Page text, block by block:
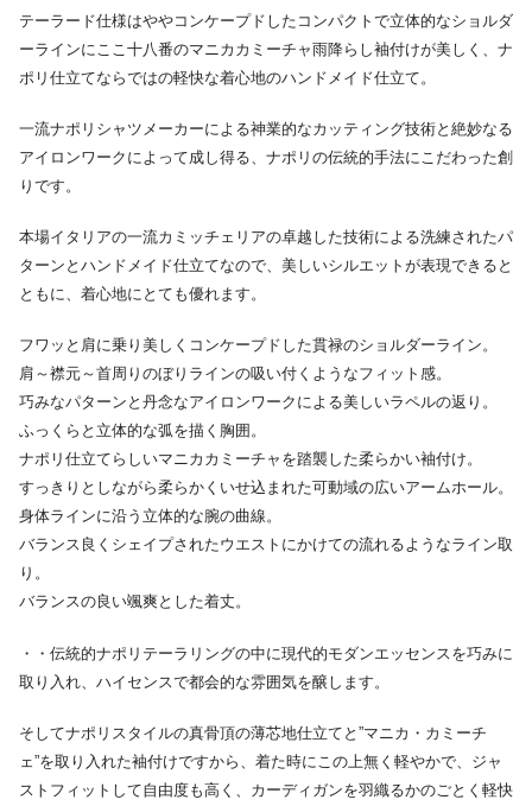
テーラード仕様はややコンケープドしたコンパクトで立体的なショルダ
ーラインにここ十八番のマニカカミーチャ雨降らし袖付けが美しく、ナ
ポリ仕立てならではの軽快な着心地のハンドメイド仕立て。
一流ナポリシャツメーカーによる神業的なカッティング技術と絶妙なる
アイロンワークによって成し得る、ナポリの伝統的手法にこだわった創
りです。
本場イタリアの一流カミッチェリアの卓越した技術による洗練されたパ
ターンとハンドメイド仕立てなので、美しいシルエットが表現できると
ともに、着心地にとても優れます。
フワッと肩に乗り美しくコンケープドした貫禄のショルダーライン。
肩～襟元～首周りのぼりラインの吸い付くようなフィット感。
巧みなパターンと丹念なアイロンワークによる美しいラペルの返り。
ふっくらと立体的な弧を描く胸囲。
ナポリ仕立てらしいマニカカミーチャを踏襲した柔らかい袖付け。
すっきりとしながら柔らかくいせ込まれた可動域の広いアームホール。
身体ラインに沿う立体的な腕の曲線。
バランス良くシェイプされたウエストにかけての流れるようなライン取
り。
バランスの良い颯爽とした着丈。
・・伝統的ナポリテーラリングの中に現代的モダンエッセンスを巧みに
取り入れ、ハイセンスで都会的な雰囲気を醸します。
そしてナポリスタイルの真骨頂の薄芯地仕立てと”マニカ・カミーチ
ェ”を取り入れた袖付けですから、着た時にこの上無く軽やかで、ジャ
ストフィットして自由度も高く、カーディガンを羽織るかのごとく軽快